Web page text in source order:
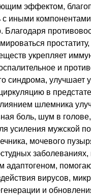
эффектом,
с иными
Благодаря
укрепляет
и
синдрома, улучшает
в
шлемника
боль, шум в
усиления мужской
мочевого
заболеваниях,
адаптогеном,
вирусов,
и